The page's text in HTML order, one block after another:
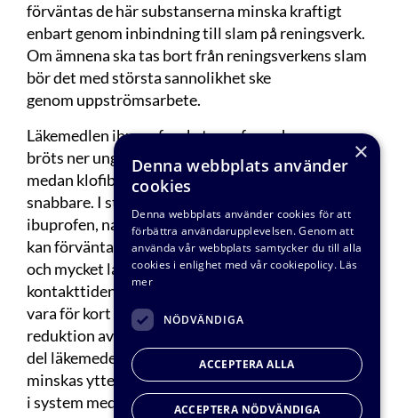
förväntas de här substanserna minska kraftigt
enbart genom inbindning till slam på reningsverk.
Om ämnena ska tas bort från reningsverkens slam
bör det med största sannolikhet ske
genom uppströmsarbete.
Läkemedlen ibuprofen, ketoprofen och naproxen
bröts ner ungefär lika fort som i tidigare studier,
medan klofibrinsyra bröts ner betydligt
snabbare. I stort sett fullständig reduktion av
ibuprofen, naproxen, ketoprofen och klofibrinsyra
kan förväntas i bäraranläggningar med både lång
och mycket lång uppehållstid. Däremot verkar
kontakttiden i en normalt belastad anläggning
vara för kort för att säkerställa fullständig
reduktion av läkemedlen. Utgående halter av en
del läkemedel kan därför förväntas
minskas ytterligare genom att öka uppehållstiden
i system med rörliga bärare.
×
Denna webbplats använder
cookies
Denna webbplats använder cookies för att
förbättra användarupplevelsen. Genom att
använda vår webbplats samtycker du till alla
cookies i enlighet med vår cookiepolicy. Läs
mer
NÖDVÄNDIGA
ACCEPTERA ALLA
ACCEPTERA NÖDVÄNDIGA